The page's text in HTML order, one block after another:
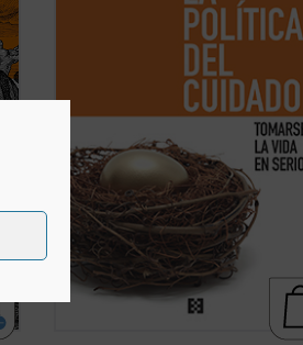
mundos— no reciben el debido
reconocimiento, la política se marchita,
(ver ficha)